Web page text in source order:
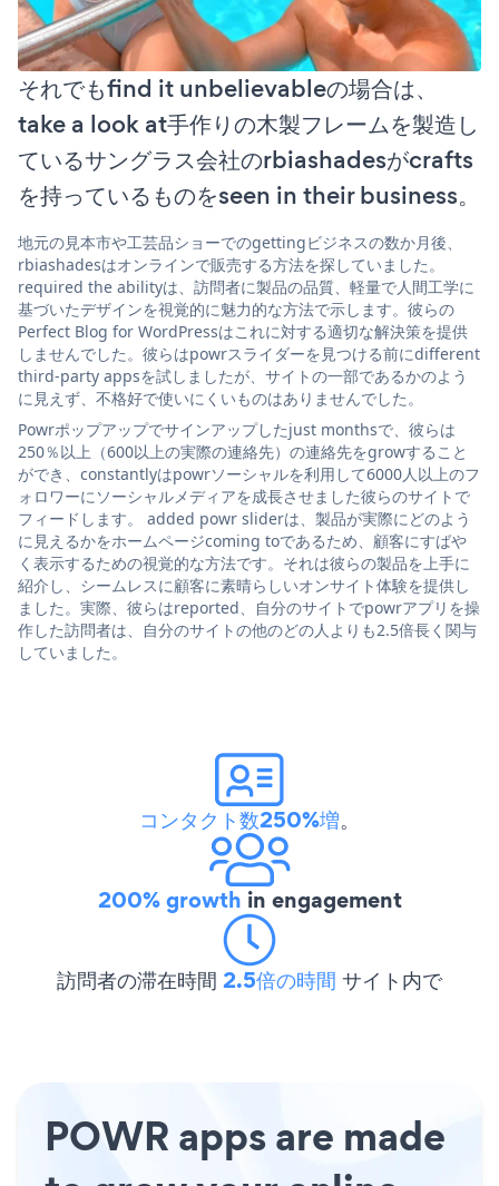
それでもfind it unbelievableの場合は、
take a look at手作りの木製フレームを製造し
ているサングラス会社のrbiashadesがcrafts
を持っているものをseen in their business。
地元の見本市や工芸品ショーでのgettingビジネスの数か月後、
rbiashadesはオンラインで販売する方法を探していました。
required the abilityは、訪問者に製品の品質、軽量で人間工学に
基づいたデザインを視覚的に魅力的な方法で示します。彼らの
Perfect Blog for WordPressはこれに対する適切な解決策を提供
しませんでした。彼らはpowrスライダーを見つける前にdifferent
third-party appsを試しましたが、サイトの一部であるかのよう
に見えず、不格好で使いにくいものはありませんでした。
Powrポップアップでサインアップしたjust monthsで、彼らは
250％以上（600以上の実際の連絡先）の連絡先をgrowすること
ができ、constantlyはpowrソーシャルを利用して6000人以上のフ
ォロワーにソーシャルメディアを成長させました彼らのサイトで
フィードします。 added powr sliderは、製品が実際にどのよう
に見えるかをホームページcoming toであるため、顧客にすばや
く表示するための視覚的な方法です。それは彼らの製品を上手に
紹介し、シームレスに顧客に素晴らしいオンサイト体験を提供し
ました。実際、彼らはreported、自分のサイトでpowrアプリを操
作した訪問者は、自分のサイトの他のどの人よりも2.5倍長く関与
していました。
コンタクト数250%増。
200% growth in engagement
訪問者の滞在時間 2.5倍の時間 サイト内で
POWR apps are made